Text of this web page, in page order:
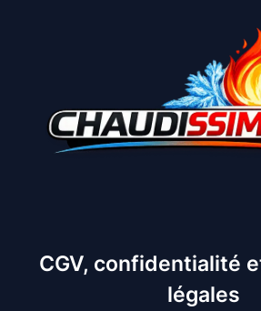
CGV, confidentialité
légales